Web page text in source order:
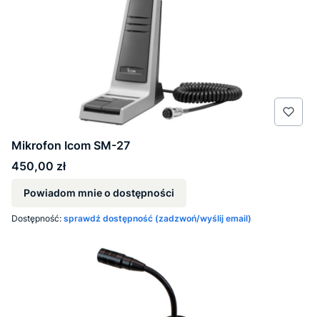
Mikrofon Icom SM-27
Cena
450,00 zł
Powiadom mnie o dostępności
Dostępność: sprawdź dostępność (zadzwoń/wyślij email)